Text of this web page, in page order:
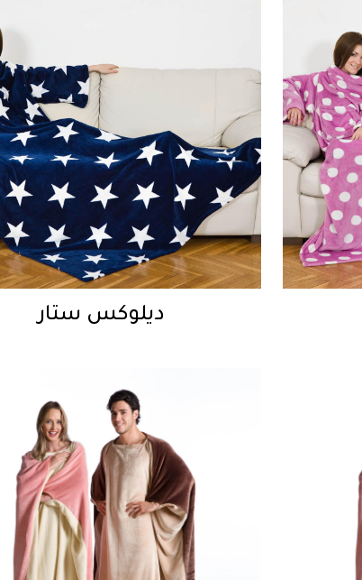
ديلوكس ستار